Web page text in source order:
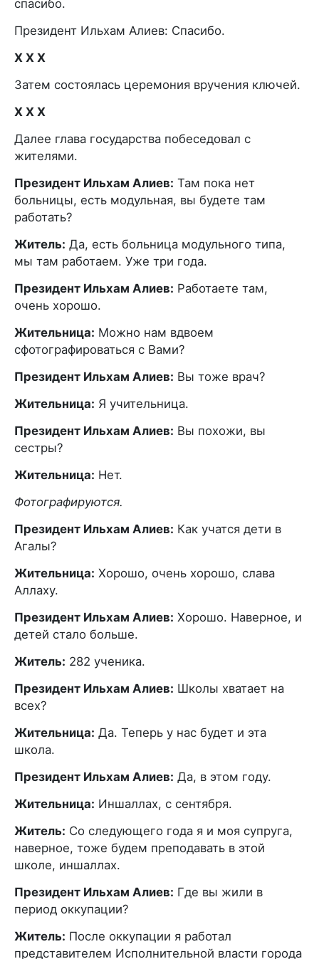
спасибо.
Президент Ильхам Алиев: Спасибо.
Х X X
Затем состоялась церемония вручения ключей.
Х X X
Далее глава государства побеседовал с
жителями.
Президент Ильхам Алиев: Там пока нет
больницы, есть модульная, вы будете там
работать?
Житель: Да, есть больница модульного типа,
мы там работаем. Уже три года.
Президент Ильхам Алиев: Работаете там,
очень хорошо.
Жительница: Можно нам вдвоем
сфотографироваться с Вами?
Президент Ильхам Алиев: Вы тоже врач?
Жительница: Я учительница.
Президент Ильхам Алиев: Вы похожи, вы
сестры?
Жительница: Нет.
Фотографируются.
Президент Ильхам Алиев: Как учатся дети в
Агалы?
Жительница: Хорошо, очень хорошо, слава
Аллаху.
Президент Ильхам Алиев: Хорошо. Наверное, и
детей стало больше.
Житель: 282 ученика.
Президент Ильхам Алиев: Школы хватает на
всех?
Жительница: Да. Теперь у нас будет и эта
школа.
Президент Ильхам Алиев: Да, в этом году.
Жительница: Иншаллах, с сентября.
Житель: Со следующего года я и моя супруга,
наверное, тоже будем преподавать в этой
школе, иншаллах.
Президент Ильхам Алиев: Где вы жили в
период оккупации?
Житель: После оккупации я работал
представителем Исполнительной власти города